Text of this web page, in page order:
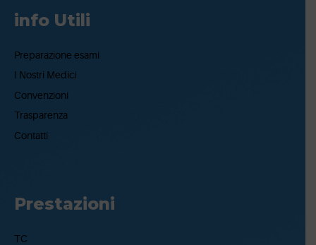
info Utili
Preparazione esami
I Nostri Medici
Convenzioni
Trasparenza
Contatti
Prestazioni
TC